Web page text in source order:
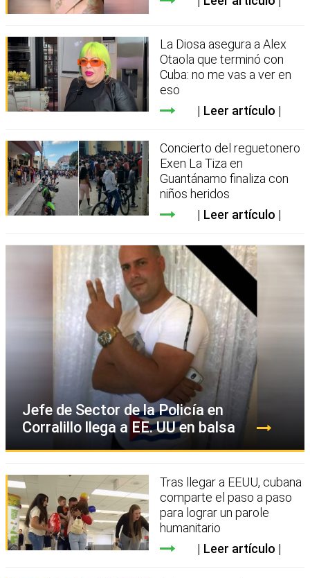
La Diosa asegura a Alex
Otaola que terminó con
Cuba: no me vas a ver en
eso
Leer artículo
Concierto del reguetonero
Exen La Tiza en
Guantánamo finaliza con
niños heridos
Leer artículo
Jefe de Sector de la Policía en
Corralillo llega a EE. UU en balsa
Tras llegar a EEUU, cubana
comparte el paso a paso
para lograr un parole
humanitario
Leer artículo